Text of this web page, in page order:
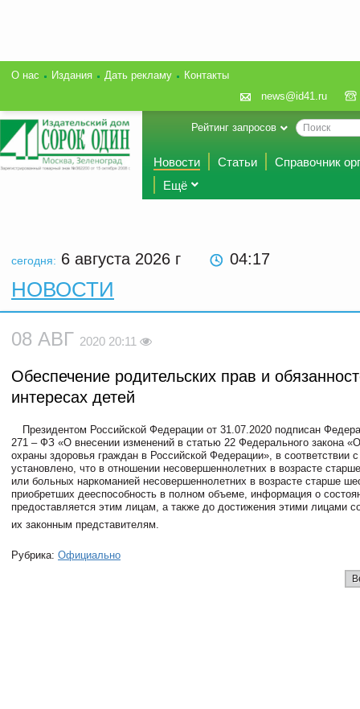
О нас Издания Дать рекламу
Контакты
news@id41.ru
Рейтинг запросов
Новости Статьи
Справочник
Ещё
сегодня: 6 августа 2026 г 04:17
НОВОСТИ
08 АВГ 2020 20:11
Обеспечение родительских прав и
интересах детей
Президентом Российской Федерации от 31.07.2020 подписан
271 – ФЗ «О внесении изменений в статью 22 Федерального закона
охраны здоровья граждан в Российской Федерации», в соответствии
установлено, что в отношении несовершеннолетних в возрасте
или больных наркоманией несовершеннолетних в возрасте старше
приобретших дееспособность в полном объеме, информация о
предоставляется этим лицам, а также до достижения этими лицами
их законным представителям.
Рубрика: Официально